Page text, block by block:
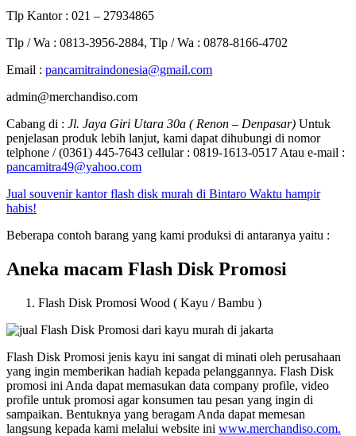
Tlp Kantor : 021 – 27934865
Tlp / Wa : 0813-3956-2884, Tlp / Wa : 0878-8166-4702
Email : pancamitraindonesia@gmail.com
admin@merchandiso.com
Cabang di : Jl. Jaya Giri Utara 30a ( Renon – Denpasar) Untuk
penjelasan produk lebih lanjut, kami dapat dihubungi di nomor
telphone / (0361) 445-7643 cellular : 0819-1613-0517 Atau e-mail :
pancamitra49@yahoo.com
Jual souvenir kantor flash disk murah di Bintaro Waktu hampir
habis!
Beberapa contoh barang yang kami produksi di antaranya yaitu :
Aneka macam Flash Disk Promosi
Flash Disk Promosi Wood ( Kayu / Bambu )
Flash Disk Promosi jenis kayu ini sangat di minati oleh perusahaan
yang ingin memberikan hadiah kepada pelanggannya. Flash Disk
promosi ini Anda dapat memasukan data company profile, video
profile untuk promosi agar konsumen tau pesan yang ingin di
sampaikan. Bentuknya yang beragam Anda dapat memesan
langsung kepada kami melalui website ini www.merchandiso.com.